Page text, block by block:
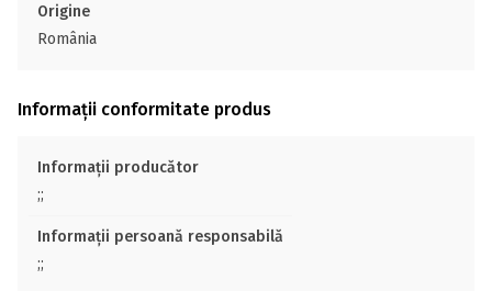
Origine
România
Informații conformitate produs
Informații producător
;;
Informații persoană responsabilă
;;